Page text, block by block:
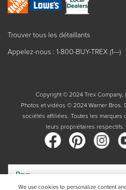
Trouver tous les détaillants
Appelez-nous : 1-800-BUY-TREX (1---)
Copyright © 2024 Trex
Photos et vidéos © 2024 Warner Bros.
sociétés affiliées. Toutes les
leurs propriétaires
Pays
We use cookies to personalize content